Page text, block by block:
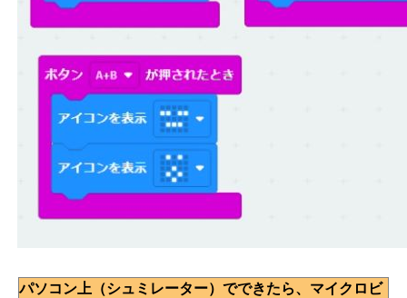
パソコン上（シュミレーター）でできたら、マイクロビ